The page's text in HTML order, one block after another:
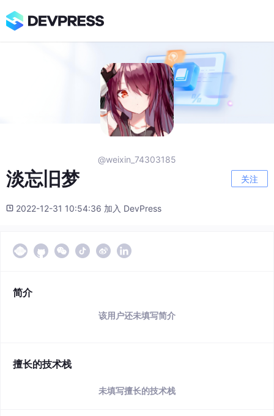
@weixin_74303185
淡忘旧梦 关注
2022-12-31 10:54:36 加入 DevPress
简介
该用户还未填写简介
擅长的技术栈
未填写擅长的技术栈